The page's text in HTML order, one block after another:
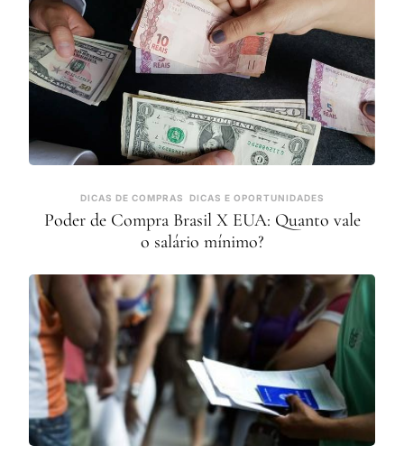
DICAS DE COMPRAS DICAS E OPORTUNIDADES
Poder de Compra Brasil X EUA: Quanto vale
o salário mínimo?